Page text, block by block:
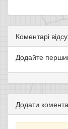
Коментарі
Додайте
Додати